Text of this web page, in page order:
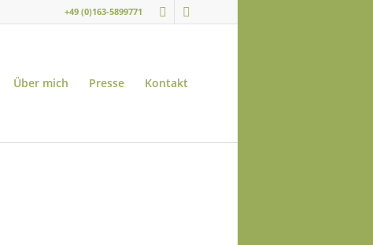
+49 (0)163-5899771
Über mich Presse Kontakt